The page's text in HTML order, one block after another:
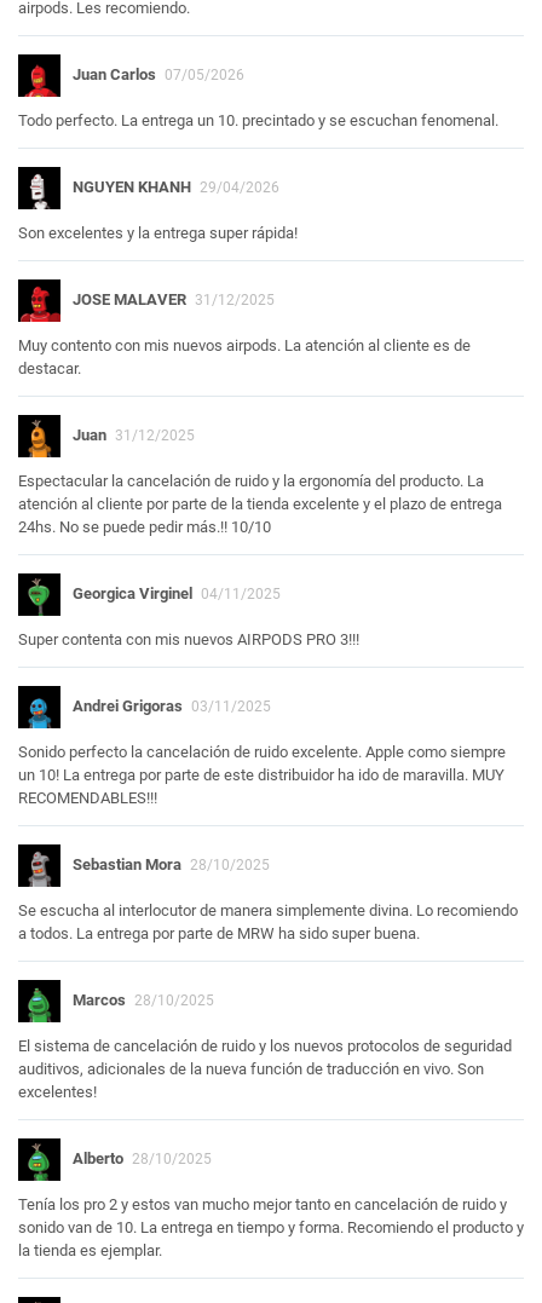
airpods. Les recomiendo.
Juan Carlos 07/05/2026
Todo perfecto. La entrega un 10. precintado y se escuchan fenomenal.
NGUYEN KHANH 29/04/2026
Son excelentes y la entrega super rápida!
JOSE MALAVER 31/12/2025
Muy contento con mis nuevos airpods. La atención al cliente es de
destacar.
Juan 31/12/2025
Espectacular la cancelación de ruido y la ergonomía del producto. La
atención al cliente por parte de la tienda excelente y el plazo de entrega
24hs. No se puede pedir más.!! 10/10
Georgica Virginel 04/11/2025
Super contenta con mis nuevos AIRPODS PRO 3!!!
Andrei Grigoras 03/11/2025
Sonido perfecto la cancelación de ruido excelente. Apple como siempre
un 10! La entrega por parte de este distribuidor ha ido de maravilla. MUY
RECOMENDABLES!!!
Sebastian Mora 28/10/2025
Se escucha al interlocutor de manera simplemente divina. Lo recomiendo
a todos. La entrega por parte de MRW ha sido super buena.
Marcos 28/10/2025
El sistema de cancelación de ruido y los nuevos protocolos de seguridad
auditivos, adicionales de la nueva función de traducción en vivo. Son
excelentes!
Alberto 28/10/2025
Tenía los pro 2 y estos van mucho mejor tanto en cancelación de ruido y
sonido van de 10. La entrega en tiempo y forma. Recomiendo el producto y
la tienda es ejemplar.